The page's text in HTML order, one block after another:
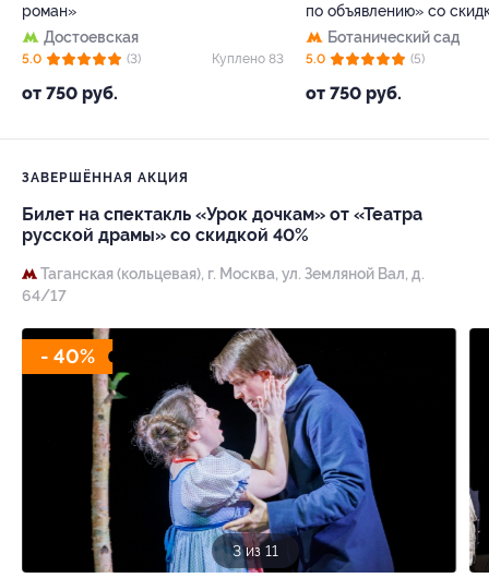
роман»
Достоевская
от 750 руб.
5.0 (3) Куплено 83
по объявлению» со
Ботанический сад
от 750 руб.
5.0 (5)
ЗАВЕРШЁННАЯ АКЦИЯ
Билет на спектакль «Урок дочкам» от «Театра
русской драмы» со скидкой 40%
Таганская (кольцевая), г. Москва, ул. Земляной Вал, д.
64/17
- 40%
3 из 11